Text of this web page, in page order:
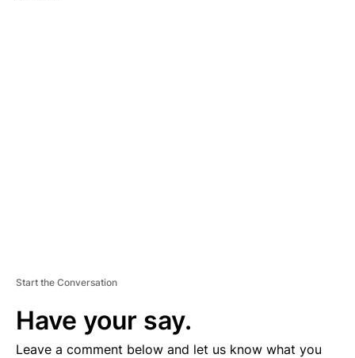
Start the Conversation
Have your say.
Leave a comment below and let us know what you